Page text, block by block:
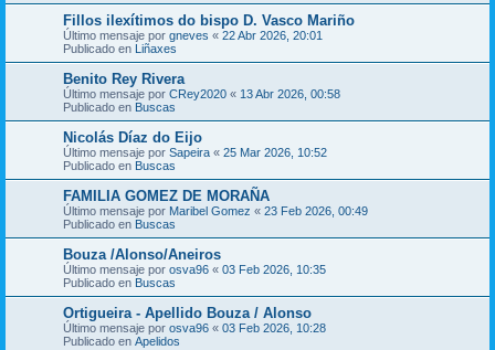
Fillos ilexítimos do bispo D. Vasco Mariño
Último mensaje por gneves « 22 Abr 2026, 20:01
Publicado en Liñaxes
Benito Rey Rivera
Último mensaje por CRey2020 « 13 Abr 2026, 00:58
Publicado en Buscas
Nicolás Díaz do Eijo
Último mensaje por Sapeira « 25 Mar 2026, 10:52
Publicado en Buscas
FAMILIA GOMEZ DE MORAÑA
Último mensaje por Maribel Gomez « 23 Feb 2026, 00:49
Publicado en Buscas
Bouza /Alonso/Aneiros
Último mensaje por osva96 « 03 Feb 2026, 10:35
Publicado en Buscas
Ortigueira - Apellido Bouza / Alonso
Último mensaje por osva96 « 03 Feb 2026, 10:28
Publicado en Apelidos